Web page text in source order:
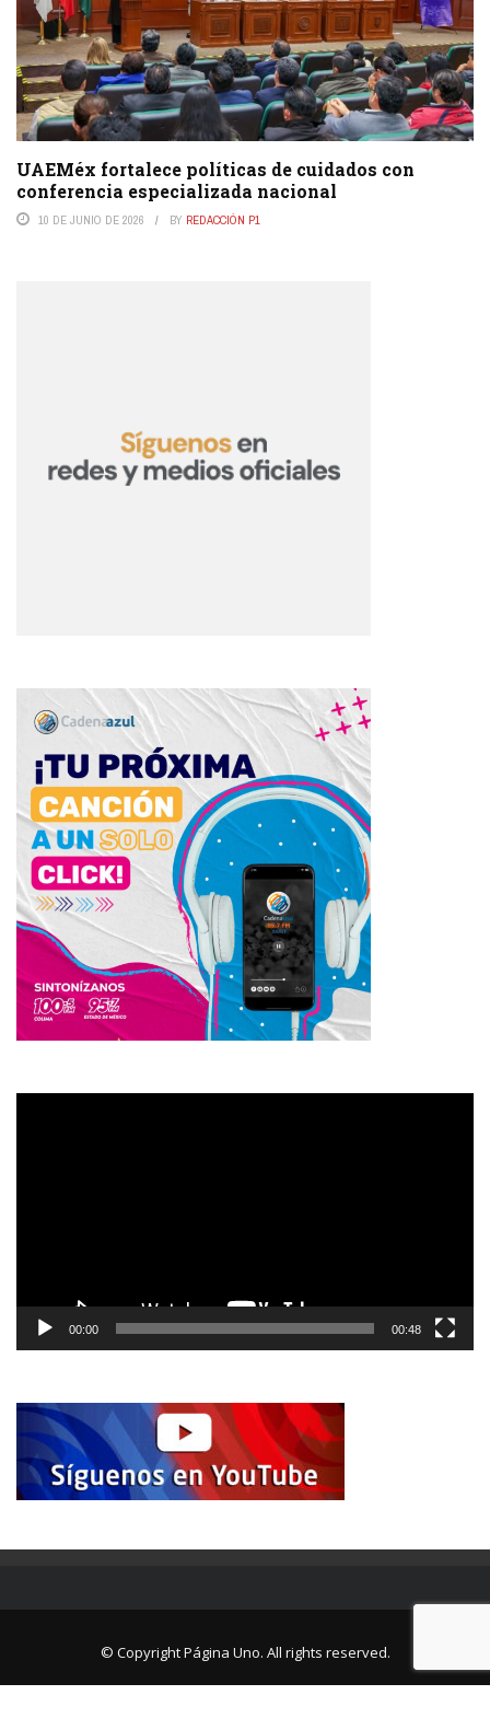
UAEMéx fortalece políticas de cuidados con
conferencia especializada nacional
10 DE JUNIO DE 2026 BY REDACCIÓN P1
00:00 00:48
© Copyright Página Uno. All rights reserved.